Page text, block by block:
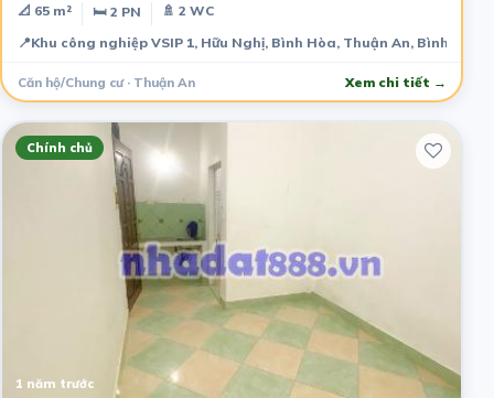
📐 65 m² 🛏 2 PN
🚿 2 WC
📍Khu công nghiệp VSIP 1, Hữu Nghị, Bình Hòa, Thuận An, Bình
Căn hộ/Chung cư · Thuận An Xem chi tiết →
Chính chủ
1 năm trước